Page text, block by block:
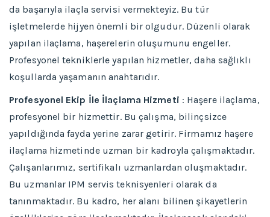
da başarıyla ilaçla servisi vermekteyiz. Bu tür
işletmelerde hijyen önemli bir olgudur. Düzenli olarak
yapılan ilaçlama, haşerelerin oluşumunu engeller.
Profesyonel tekniklerle yapılan hizmetler, daha sağlıklı
koşullarda yaşamanın anahtarıdır.
Profesyonel Ekip İle İlaçlama Hizmeti : Haşere ilaçlama,
profesyonel bir hizmettir. Bu çalışma, bilinçsizce
yapıldığında fayda yerine zarar getirir. Firmamız haşere
ilaçlama hizmetinde uzman bir kadroyla çalışmaktadır.
Çalışanlarımız, sertifikalı uzmanlardan oluşmaktadır.
Bu uzmanlar IPM servis teknisyenleri olarak da
tanınmaktadır. Bu kadro, her alanı bilinen şikayetlerin